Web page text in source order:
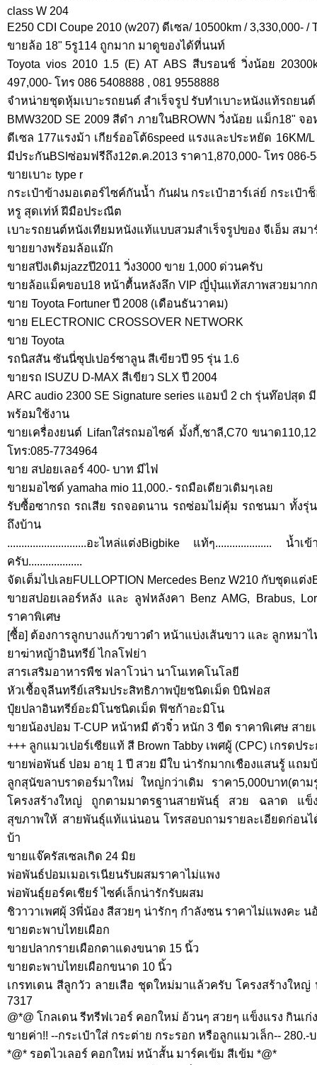
class W 204
E250 CDI Coupe 2010 (w207) ดีเซล/ 10500km / 3,330,000- /
ขายล้อ 18" 5รู114 ถูกมาก มาดูของได้ที่นนท์
Toyota vios 2010 1.5 (E) AT ABS สีบรอนช์ วิ่งน้อย
497,000- โทร 086 5408888 , 081 9558888
จำหน่ายชุดหุ้มเบาะรถยนต์ สำเร็จรูป รับทำเบาะหนังแท้รถยนต์
BMW320D SE 2009 สีดำ ภายในBROWN วิ่งน้อย แม็ก18" จ
ดีเซล 177แรงม้า เกียร์ออโต้6speed แรงและประหยัด 16KM/
มีประกันBSIซ่อมฟรีถึง12ต.ค.2013 ราคา1,870,000- โทร 086-
ขายเบาะ type r
กระเป๋าข้างมอเตอร์ไซค์กันน้ำ กันฝน กระเป๋าฮาร์เล่ย์ กระเป๋า
หรู สุดเท่ห์ ฝีมือประณีต
เบาะรถยนต์หนังเทียมหนังแท้แบบสวมสำเร็จรูปของ จีเอ็ม สม
ขายยางพร้อมล้อแม๊ก
ขายสปิงเดิมjazzปี2011 วิ่ง3000 ขาย 1,000 ด่วนครับ
ขายล้อแม็คขอบ18 หน้าตื้นหลังลึก VIP ญี่ปุ่นแท้สภาพสวยมากก
ขาย Toyota Fortuner ปี 2008 (เดือนธันวาคม)
ขาย ELECTRONIC CROSSOVER NETWORK
ขาย Toyota
รถนิสสัน ซันนี่ซุปเปอร์ซาลูน สีเฃียวปี 95 รุ่น 1.6
ขายรถ ISUZU D-MAX สีเขียว SLX ปี 2004
ARC audio 2300 SE Signature series แอมป์ 2 ch รุ่นท๊อปสุด
พร้อมใช้งาน
ขายเครื่องยนต์ Lifanใส่รถมอไซค์ มั้งกี้,ชาลี,C70 ขนาด
โทร:085-7734964
ขาย สปอยเลอร์ 400- บาท มีไฟ
ขายมอไซด์ yamaha mio 11,000.- รถมือเดียวเดิมๆเลย
รับซื้อซากรถ รถเสีย รถจอดนาน รถซ่อมไม่คุ้ม รถชนมา ทั้งรุ่
ถึงบ้าน
............................อะไหล่แต่งBigbike แท้ๆ.................... น้ำเข้
ครับ...................
จัดเต็มไปเลยFULLOPTION Mercedes Benz W210 กับชุดแต่
ขายสปอยเลอร์หลัง และ ลูฟหลังคา Benz AMG, Brabus,
ราคาพิเศษ
[ซื้อ] ต้องการลูกบางแก้วขาวดำ หน้าแบ่งเส้นขาว และ ลูกหมา
ยาฆ่าหญ้าอินทรีย์ ไกลโฟย่า
สารเสริมอาหารพืช ฟลาโวน่า นาโนเทคโนโลยี
หัวเชื้อจุลีนทรีย์เสริมประสิทธิภาพปุ๋ยชนิดเม็ด บินิฟอส
ปุ๋ยปลาอินทรีย์อะมิโนชนิดเม็ด ฟิชก้าอะมิโน
ขายน้องปอม T-CUP หน้าหมี ตัวจิ๋ว หนัก 3 ขีด ราคาพิเศษ สาย
+++ ลูกแมวเปอร์เซียแท้ สี Brown Tabby เพศผู้ (CPC) เกรดปร
ขายพ่อพันธ์ ปอม อายุ 1 ปี สวย มีใบ น่ารักมากเชืองแสนรู้ แถ
ลูกสุนัขลาบราดอร์มาใหม่ ใหญ่กว่าเดิม ราคา5,000บาท(ตา
โครงสร้างใหญ่ ถูกตามมาตรฐานสายพันธุ์ สวย ฉลาด แข็ง
สุขภาพให้ สายพันธุ์แท้แน่นอน โทรสอบถามรายละเอียดก่อน
บ้า
ขายแจ๊ครัสเซลเกิด 24 มิย
พ่อพันธ์ปอมเมอเรเนียนรับผสมราคาไม่แพง
พ่อพันธุ์ยอร์คเชียร์ ไซค์เล็กน่ารักรับผสม
ชิวาวาเพศผุ้ 3พี่น้อง สีสวยๆ น่ารักๆ กำลังซน ราคาไม่แพงคะ น
ขายตะพาบไทยเผือก
ขายปลากรายเผือกตาแดงขนาด 15 นิ้ว
ขายตะพาบไทยเผือกขนาด 10 นิ้ว
เกรทเดน สีลูกวัว ลายเสือ ชุดใหม่มาแล้วครับ โครงสร้างใหญ่
7317
@*@ โกลเดน รีทรีฟเวอร์ คอกใหม่ อ้วนๆ สวยๆ แข็งแรง กินเก่
ขายค่า!! --กระเป๋าใส่ กระต่าย กระรอก หรือลูกแมวเล็ก--
*@* รอตไวเลอร์ คอกใหม่ หน้าสั้น มาร์คเข้ม สีเข้ม *@*